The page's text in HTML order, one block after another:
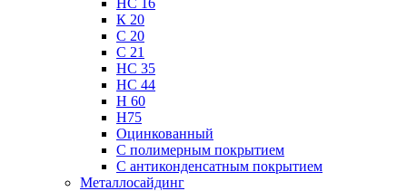
НС 16
К 20
С 20
С 21
НС 35
НС 44
Н 60
Н75
Оцинкованный
С полимерным покрытием
С антиконденсатным покрытием
Металлосайдинг